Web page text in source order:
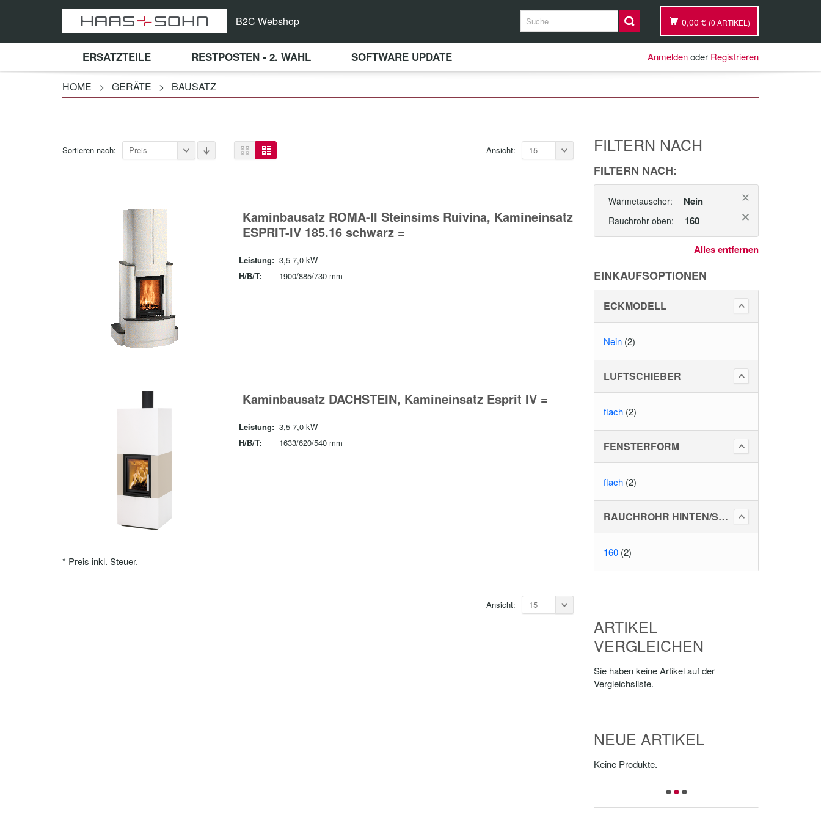
B2C Webshop 0,00 € (0 ARTIKEL)
ERSATZTEILE RESTPOSTEN - 2. WAHL SOFTWARE UPDATE Anmeldenoder Registrieren
HOME > GERÄTE > BAUSATZ
Sortieren nach: Preis Ansicht: 15
Kaminbausatz ROMA-II Steinsims Ruivina, Kamineinsatz
ESPRIT-IV 185.16 schwarz =
Leistung: 3,5-7,0 kW
H/B/T:
1900/885/730 mm
Kaminbausatz DACHSTEIN, Kamineinsatz Esprit IV =
Leistung: 3,5-7,0 kW
H/B/T:
1633/620/540 mm
* Preis inkl. Steuer.
Ansicht: 15
FILTERN NACH
FILTERN NACH:
Wärmetauscher: Nein
Rauchrohr oben: 160
Alles entfernen
EINKAUFSOPTIONEN
ECKMODELL
Nein (2)
LUFTSCHIEBER
flach (2)
FENSTERFORM
flach (2)
RAUCHROHR HINTEN/SEITLICH
160 (2)
ARTIKEL
VERGLEICHEN
Sie haben keine Artikel auf der
Vergleichsliste.
NEUE ARTIKEL
Keine Produkte.